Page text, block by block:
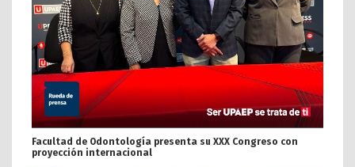
Facultad de Odontología presenta su XXX Congreso con
proyección internacional